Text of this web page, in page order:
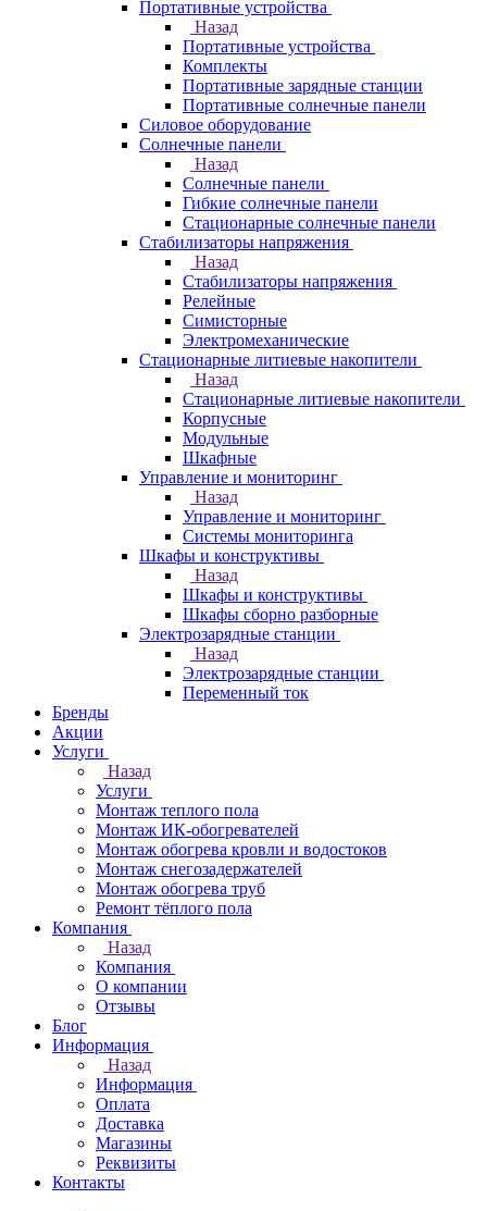
Портативные устройства
Назад
Портативные устройства
Комплекты
Портативные зарядные станции
Портативные солнечные панели
Силовое оборудование
Солнечные панели
Назад
Солнечные панели
Гибкие солнечные панели
Стационарные солнечные панели
Стабилизаторы напряжения
Назад
Стабилизаторы напряжения
Релейные
Симисторные
Электромеханические
Стационарные литиевые накопители
Назад
Стационарные литиевые накопители
Корпусные
Модульные
Шкафные
Управление и мониторинг
Назад
Управление и мониторинг
Системы мониторинга
Шкафы и конструктивы
Назад
Шкафы и конструктивы
Шкафы сборно разборные
Электрозарядные станции
Назад
Электрозарядные станции
Переменный ток
Бренды
Акции
Услуги
Назад
Услуги
Монтаж теплого пола
Монтаж ИК-обогревателей
Монтаж обогрева кровли и водостоков
Монтаж снегозадержателей
Монтаж обогрева труб
Ремонт тёплого пола
Компания
Назад
Компания
О компании
Отзывы
Блог
Информация
Назад
Информация
Оплата
Доставка
Магазины
Реквизиты
Контакты